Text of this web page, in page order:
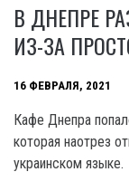
В ДНЕПРЕ
ИЗ-ЗА
16 ФЕВРАЛЯ, 2021
Кафе Днепра
которая наотрез
украинском языке.